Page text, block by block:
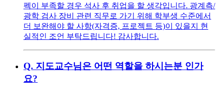
펙이 부족할 경우 석사 후 취업을 할 생각입니다. 광계측/
광학 검사 장비 관련 직무로 가기 위해 학부생 수준에서
더 보완해야 할 사항(자격증, 프로젝트 등)이 있을지 현
실적인 조언 부탁드립니다! 감사합니다.
Q. 지도교수님은 어떤 역할을 하시는분 인가
요?